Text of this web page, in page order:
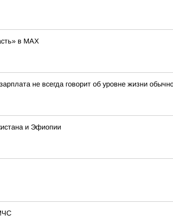
в МАХ
не всегда говорит об уровне жизни
и Эфиопии